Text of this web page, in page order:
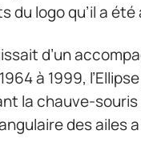
du logo qu’il a été
d’un
à 1999,
la chauve-
des ailes